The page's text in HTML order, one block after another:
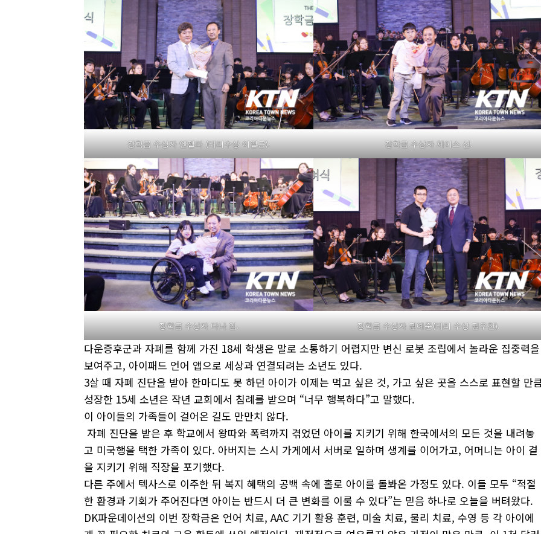
장학금 수상자 엔젤라 (대리수상 이일근). 장학금 수상자 체이스 선.
장학금 수상자 다나 임. 장학금 수상자 권예준(대리 수상 권우찬).
다운증후군과 자폐를 함께 가진 18세 학생은 말로 소통하기 어렵지만 변신 로봇 조립에서 놀라운 집중력을
보여주고, 아이패드 언어 앱으로 세상과 연결되려는 소년도 있다.
3살 때 자폐 진단을 받아 한마디도 못 하던 아이가 이제는 먹고 싶은 것, 가고 싶은 곳을 스스로 표현할 만
성장한 15세 소년은 작년 교회에서 침례를 받으며 “너무 행복하다”고 말했다.
이 아이들의 가족들이 걸어온 길도 만만치 않다.
자폐 진단을 받은 후 학교에서 왕따와 폭력까지 겪었던 아이를 지키기 위해 한국에서의 모든 것을 내려놓
고 미국행을 택한 가족이 있다. 아버지는 스시 가게에서 서버로 일하며 생계를 이어가고, 어머니는 아이 곁
을 지키기 위해 직장을 포기했다.
다른 주에서 텍사스로 이주한 뒤 복지 혜택의 공백 속에 홀로 아이를 돌봐온 가정도 있다. 이들 모두 “적절
한 환경과 기회가 주어진다면 아이는 반드시 더 큰 변화를 이룰 수 있다”는 믿음 하나로 오늘을 버텨왔다.
DK파운데이션의 이번 장학금은 언어 치료, AAC 기기 활용 훈련, 미술 치료, 물리 치료, 수영 등 각 아이에